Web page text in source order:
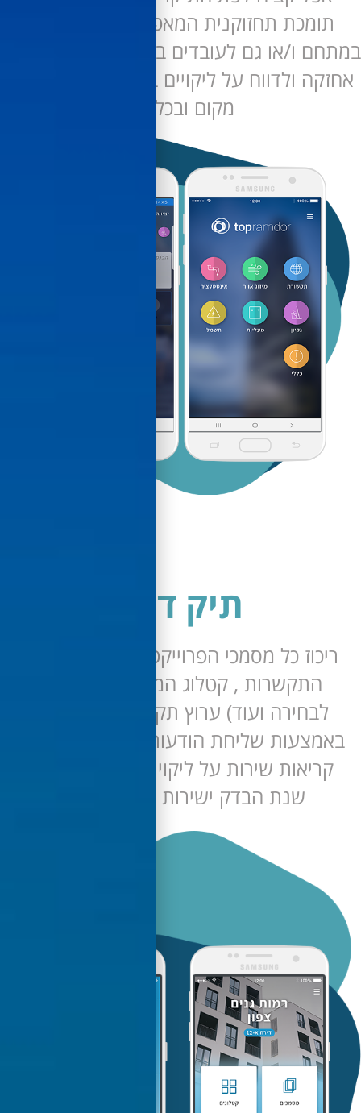
תחזוקנית המאפשרת גם לדיירים
ו/או גם לעובדים בשטח לפתוח קריאות
ולדווח על ליקויים במבנה בקלות, מכל
מקום ובכל זמן
תיק דייר
כל מסמכי הפרוייקט מול הדייר (חוזה
, קטלוג המפרטים השונים
ועוד) ערוץ תקשורת מול הדייר
שליחת הודעות ייעודיות. פתיחת
שירות על ליקויים בדירה במהלך
שנת הבדק ישירות מהאפליקציה